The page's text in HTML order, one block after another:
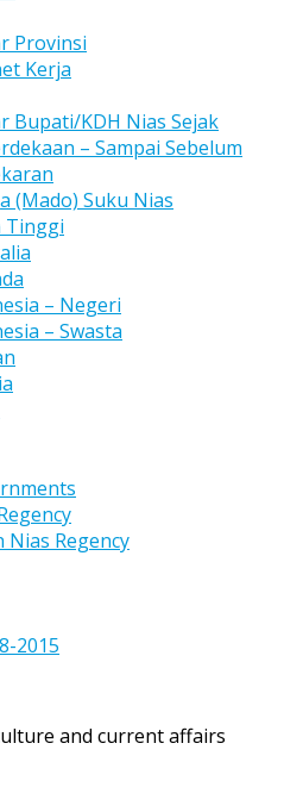
Provinsi
Kerja
Bupati/KDH Nias Sejak
– Sampai Sebelum
(Mado) Suku Nias
Tinggi
– Negeri
– Swasta
Nias Regency
2015
and current affairs